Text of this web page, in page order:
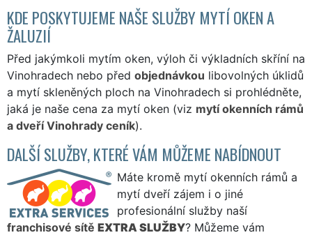
KDE POSKYTUJEME NAŠE SLUŽBY MYTÍ OKEN A
ŽALUZIÍ
Před jakýmkoli mytím oken, výloh či výkladních skříní na
Vinohradech nebo před objednávkou libovolných úklidů
a mytí skleněných ploch na Vinohradech si prohlédněte,
jaká je naše cena za mytí oken (viz mytí okenních rámů
a dveří Vinohrady ceník).
DALŠÍ SLUŽBY, KTERÉ VÁM MŮŽEME NABÍDNOUT
Máte kromě mytí okenních rámů a
mytí dveří zájem i o jiné
profesionální služby naší
franchisové sítě EXTRA SLUŽBY? Můžeme vám